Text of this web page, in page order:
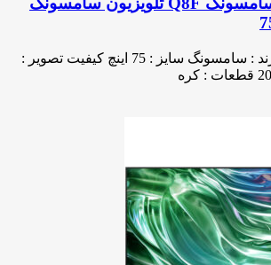
دسته بند : تلویزیون برند : سامسونگ سایز : 75 اینچ کیفیت تصویر :